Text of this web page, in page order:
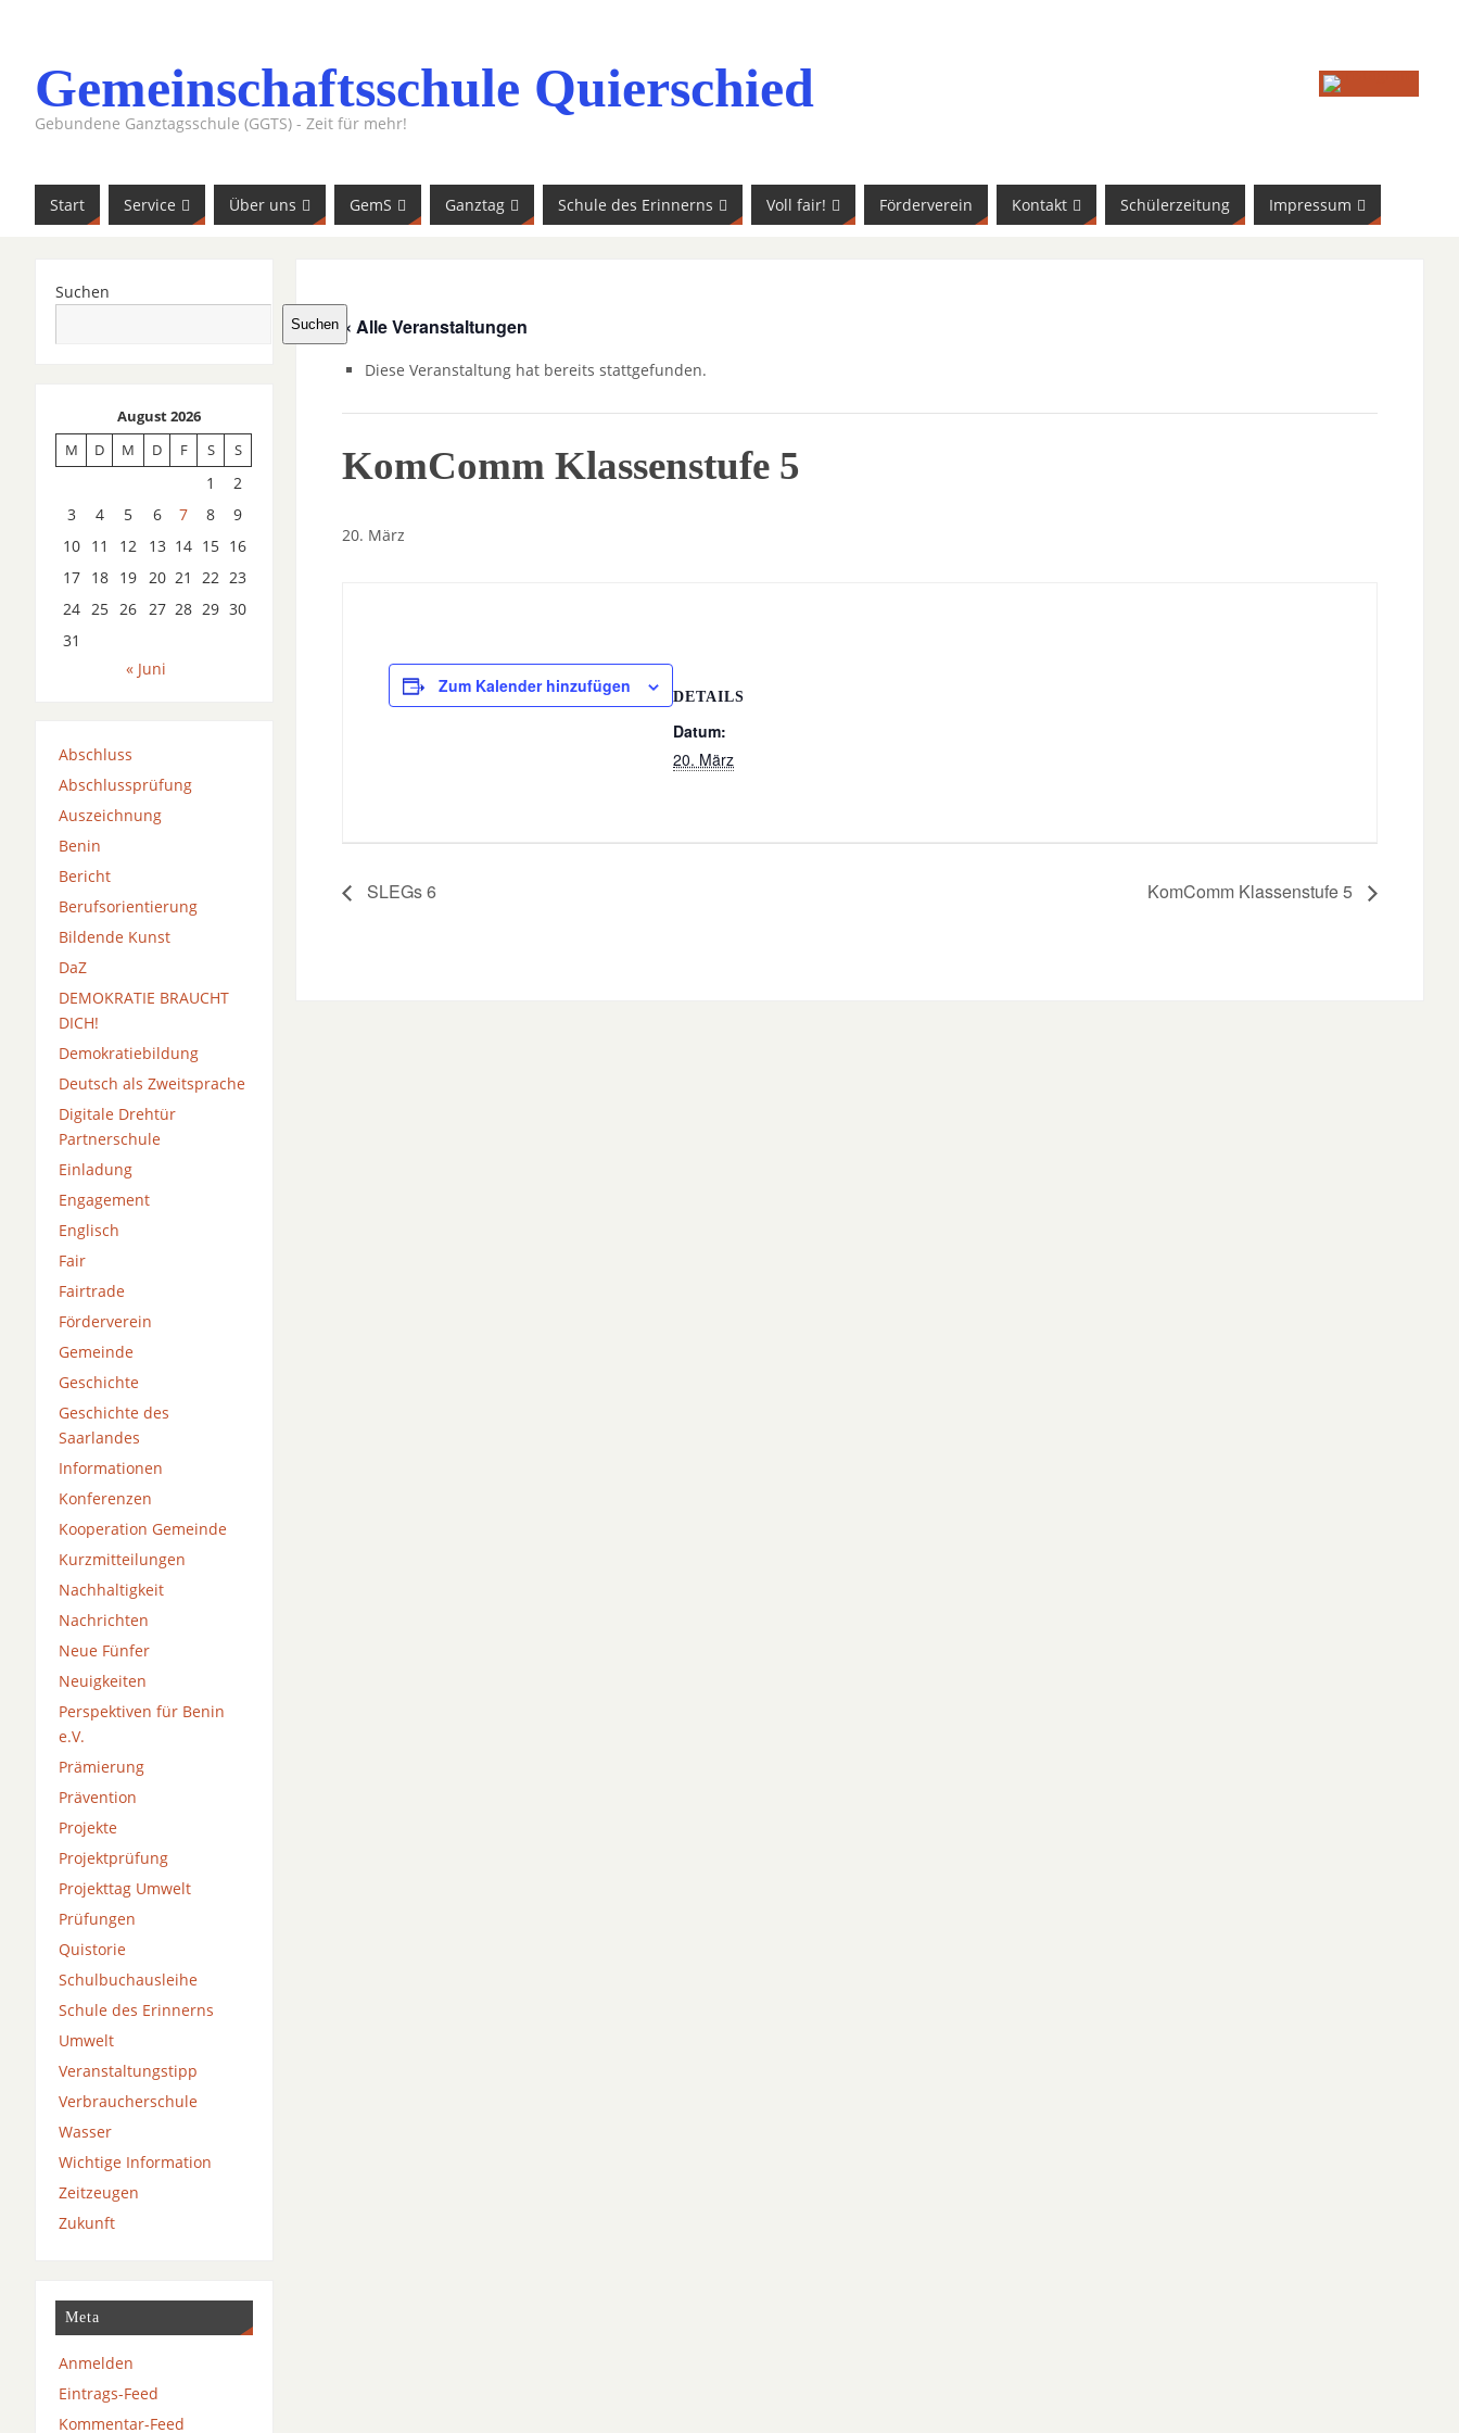
Gemeinschaftsschule Quierschied
Gebundene Ganztagsschule (GGTS) - Zeit für mehr!
Start Service Über uns GemS Ganztag Schule des Erinnerns Voll fair! Förderverein Kontakt Schülerzeitung Impressum
« Alle Veranstaltungen
Diese Veranstaltung hat bereits stattgefunden.
KomComm Klassenstufe 5
20. März
Zum Kalender hinzufügen
DETAILS
Datum:
20. März
SLEGs 6 KomComm Klassenstufe 5
Suchen
Suchen
August 2026
M
D M D F S S
1
2
3
4 5 6 7 8
9
10 11 12 13 14 15 16
17 18 19 20 21 22 23
24 25 26 27 28 29 30
31
« Juni
Abschluss
Abschlussprüfung
Auszeichnung
Benin
Bericht
Berufsorientierung
Bildende Kunst
DaZ
DEMOKRATIE BRAUCHT
DICH!
Demokratiebildung
Deutsch als Zweitsprache
Digitale Drehtür
Partnerschule
Einladung
Engagement
Englisch
Fair
Fairtrade
Förderverein
Gemeinde
Geschichte
Geschichte des
Saarlandes
Informationen
Konferenzen
Kooperation Gemeinde
Kurzmitteilungen
Nachhaltigkeit
Nachrichten
Neue Fünfer
Neuigkeiten
Perspektiven für Benin
e.V.
Prämierung
Prävention
Projekte
Projektprüfung
Projekttag Umwelt
Prüfungen
Quistorie
Schulbuchausleihe
Schule des Erinnerns
Umwelt
Veranstaltungstipp
Verbraucherschule
Wasser
Wichtige Information
Zeitzeugen
Zukunft
Meta
Anmelden
Eintrags-Feed
Kommentar-Feed